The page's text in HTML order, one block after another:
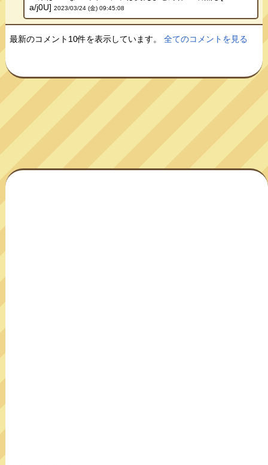
a/j0U] 2023/03/24 (金) 09:45:08
最新のコメント10件を表示しています。全てのコメントを見る